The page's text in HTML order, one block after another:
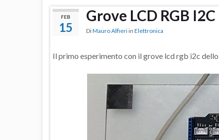
FEB
15
Grove LCD RGB I2C
DiMauro Alfieri in Elettronica
Il primo esperimento con il grove lcd rgb i2c